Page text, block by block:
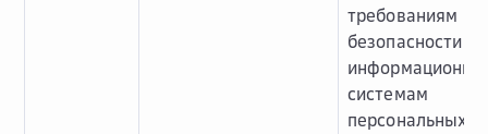
требованиям
безопасности к
системам
персональных